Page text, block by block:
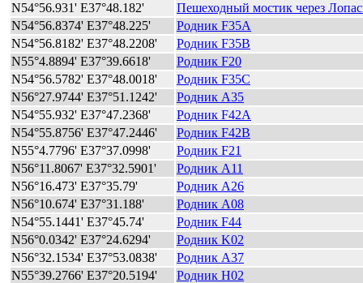
N54°56.931' E37°48.182'
Пешеходный мостик через
N54°56.8374' E37°48.225'
Родник F35A
N54°56.8182' E37°48.2208'
Родник F35B
N55°4.8894' E37°39.6618'
Родник F20
N54°56.5782' E37°48.0018'
Родник F35C
N56°27.9744' E37°51.1242'
Родник A35
N54°55.932' E37°47.2368'
Родник F42A
N54°55.8756' E37°47.2446'
Родник F42B
N55°4.7796' E37°37.0998'
Родник F21
N56°11.8067' E37°32.5901'
Родник A11
N56°16.473' E37°35.79'
Родник A26
N56°10.674' E37°31.188'
Родник A08
N54°55.1441' E37°45.74'
Родник F44
N56°0.0342' E37°24.6294'
Родник K02
N56°32.1534' E37°53.0838'
Родник A37
N55°39.2766' E37°20.5194'
Родник H02